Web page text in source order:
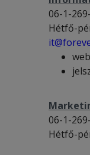
06-1-
Hétfő-
06-1-
Hétfő-